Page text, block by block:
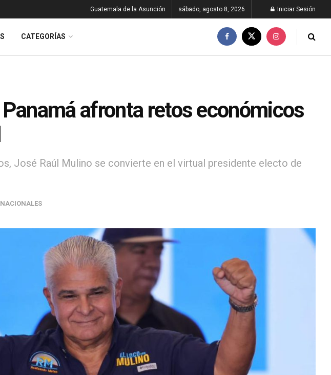
Guatemala de la Asunción sábado, agosto 8, 2026 Iniciar Sesión
CATEGORÍAS
afronta retos económicos
José Raúl Mulino se convierte en el virtual presidente electo de